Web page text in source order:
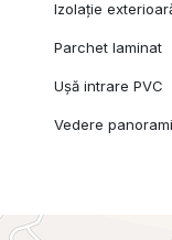
Izolație
Parchet laminat
Ușă intrare PVC
Vedere